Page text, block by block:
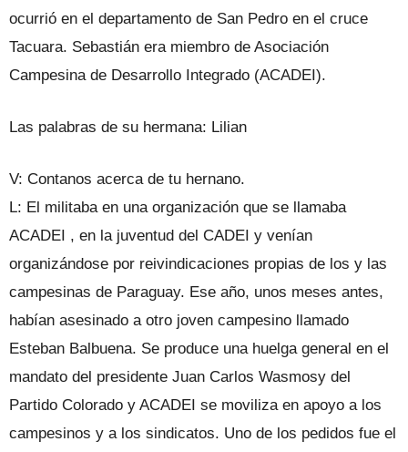
ocurrió en el departamento de San Pedro en el cruce
Tacuara. Sebastián era miembro de Asociación
Campesina de Desarrollo Integrado (ACADEI).
Las palabras de su hermana: Lilian
V: Contanos acerca de tu hernano.
L: El militaba en una organización que se llamaba
ACADEI , en la juventud del CADEI y venían
organizándose por reivindicaciones propias de los y las
campesinas de Paraguay. Ese año, unos meses antes,
habían asesinado a otro joven campesino llamado
Esteban Balbuena. Se produce una huelga general en el
mandato del presidente Juan Carlos Wasmosy del
Partido Colorado y ACADEI se moviliza en apoyo a los
campesinos y a los sindicatos. Uno de los pedidos fue el